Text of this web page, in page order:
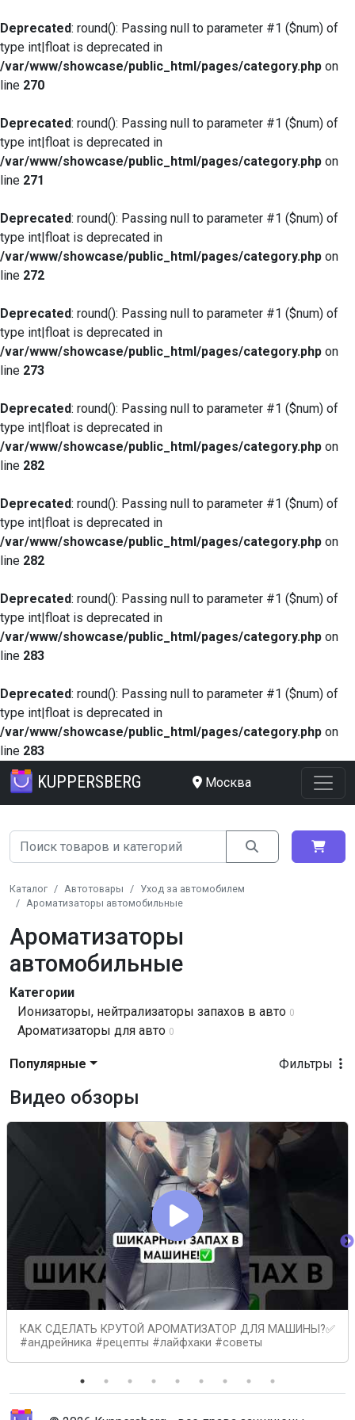
Deprecated: round(): Passing null to parameter #1 ($num) of
type int|float is deprecated in
/var/www/showcase/public_html/pages/category.php on
line 270
Deprecated: round(): Passing null to parameter #1 ($num) of
type int|float is deprecated in
/var/www/showcase/public_html/pages/category.php on
line 271
Deprecated: round(): Passing null to parameter #1 ($num) of
type int|float is deprecated in
/var/www/showcase/public_html/pages/category.php on
line 272
Deprecated: round(): Passing null to parameter #1 ($num) of
type int|float is deprecated in
/var/www/showcase/public_html/pages/category.php on
line 273
Deprecated: round(): Passing null to parameter #1 ($num) of
type int|float is deprecated in
/var/www/showcase/public_html/pages/category.php on
line 282
Deprecated: round(): Passing null to parameter #1 ($num) of
type int|float is deprecated in
/var/www/showcase/public_html/pages/category.php on
line 282
Deprecated: round(): Passing null to parameter #1 ($num) of
type int|float is deprecated in
/var/www/showcase/public_html/pages/category.php on
line 283
Deprecated: round(): Passing null to parameter #1 ($num) of
type int|float is deprecated in
/var/www/showcase/public_html/pages/category.php on
line 283
KUPPERSBERG Москва
Каталог Автотовары
Уход за автомобилем
Ароматизаторы автомобильные
Ароматизаторы
автомобильные
Категории
Ионизаторы, нейтрализаторы запахов в авто 0
Ароматизаторы для авто 0
Фильтры
Популярные
Видео обзоры
КАК СДЕЛАТЬ КРУТОЙ АРОМАТИЗАТОР ДЛЯ МАШИНЫ?✅
#андрейника #рецепты #лайфхаки #советы